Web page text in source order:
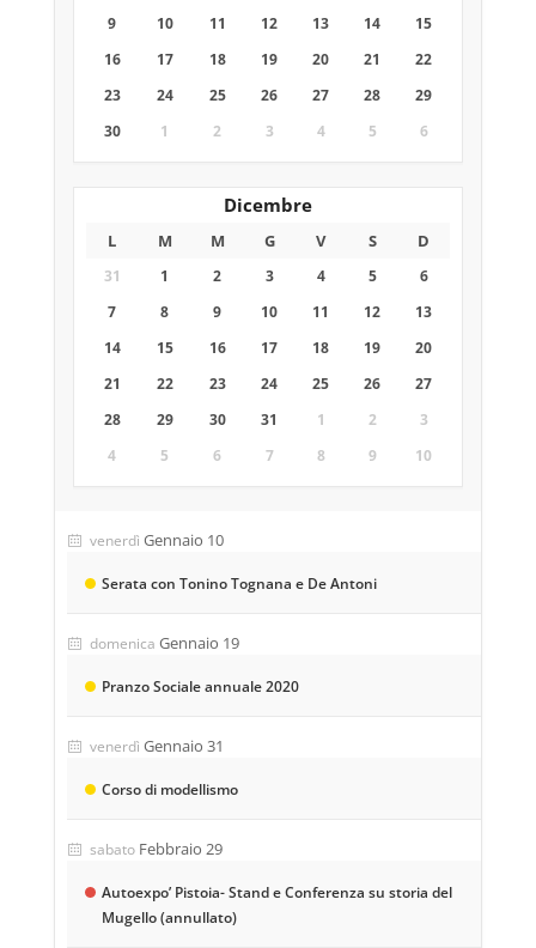
9
10 11 12 13 14
15
16
17 18 19 20 21
22
23
24 25 26 27 28
29
30
1 2 3 4 5 6
Dicembre
L M M G V S D
31 1 2 3 4 5
6
7
8 9 10 11 12
13
14
15 16 17 18 19
20
21
22 23 24 25 26
27
28
29 30 31 1 2
3
4
5 6 7 8 9 10
venerdì Gennaio 10
Serata con Tonino Tognana e De Antoni
domenica Gennaio 19
Pranzo Sociale annuale 2020
venerdì Gennaio 31
Corso di modellismo
sabato Febbraio 29
Autoexpo’ Pistoia- Stand e Conferenza su storia del
Mugello (annullato)